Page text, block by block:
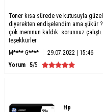
Toner kısa sürede ve kutusuyla
diyerekten endişelendim ama şükür ?
çok memnun kaldık. sorunsuz
teşekkürler
M**** G****
29.07.2022 | 15:46
Yorum 5/5
Hp